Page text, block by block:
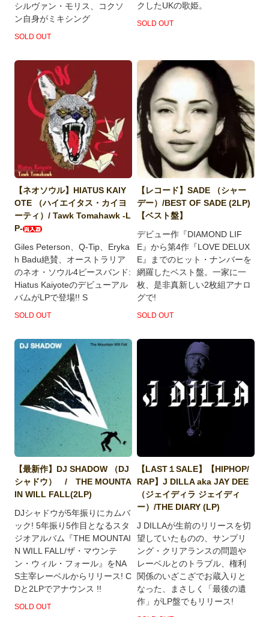
シルヴァン・モリス、コクソ
ン自身がミキシング
SOLD OUT
クしたUKの歌姫。
SOLD OUT
【ネオソウル】HIATUS KAIY
OTE （ハイエイタス・カイヨ
ーティ）/ Tawk Tomahawk -L
P-
Giles Peterson、Q-Tip、Eryka
h Badu絶賛、オーストラリア
のネオ・ソウル4ピースバンド:
Hiatus Kaiyoteのデビューアル
バムがLPで登場!! S
SOLD OUT
【レコード】SADE （シャー
デー）/BEST OF SADE (2LP)
【ベスト盤】
デビュー作『DIAMOND LIF
E』から第4作『LOVE DELUX
E』までのヒット・ナンバーを
網羅したベスト盤。一家に一
枚、是非真新しい2枚組アナロ
グで!
SOLD OUT
【最新作】DJ SHADOW （DJ
シャドウ） / THE MOUNTA
IN WILL FALL(2LP)
DJシャドウが5年振りにカムバ
ック! 5年振り5作目となるスタ
ジオアルバム『THE MOUNTAI
N WILL FALL/ザ・マウンテ
ン・ウィル・フォール』をNA
S主宰レーベルからリリース! C
Dと2LPでアナウンス !!
SOLD OUT
【LAST１SALE】【HIPHOP/
RAP】J DILLA aka JAY DEE
（ジェイディラ ジェイディ
ー）/THE DIARY (LP)
J DILLAが生前のリリースを切
望していたものの、サンプリ
ング・クリアランスの問題や
レーベルとのトラブル、権利
関係のいざこざでお蔵入りと
なった、まさしく「最後の遺
作」がLP盤でもリリース!